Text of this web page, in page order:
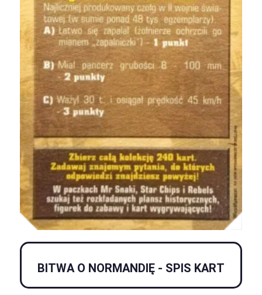
BITWA O NORMANDIĘ - SPIS KART